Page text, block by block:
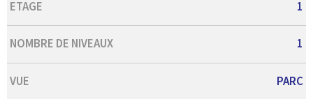
ETAGE 1
NOMBRE DE NIVEAUX 1
VUE PARC